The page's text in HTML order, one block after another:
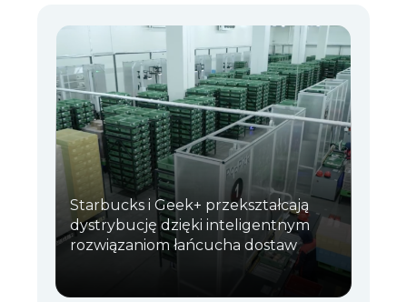
Starbucks i Geek+ przekształcają
dystrybucję dzięki inteligentnym
rozwiązaniom łańcucha dostaw